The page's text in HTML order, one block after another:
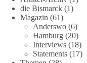
die Bismarck (1)
Magazin (61)
Anderswo (6)
Hamburg (20)
Interviews (18)
Statements (17)